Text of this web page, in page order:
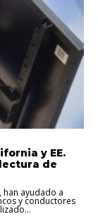
y EE.
de
han ayudado a
y conductores